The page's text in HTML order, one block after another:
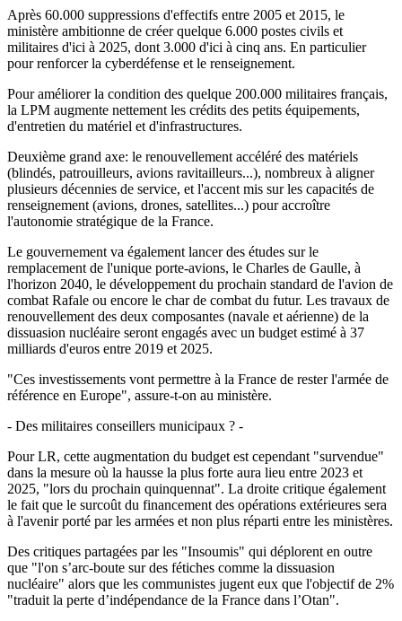
Après 60.000 suppressions d'effectifs entre 2005 et 2015, le
ministère ambitionne de créer quelque 6.000 postes civils et
militaires d'ici à 2025, dont 3.000 d'ici à cinq ans. En particulier
pour renforcer la cyberdéfense et le renseignement.
Pour améliorer la condition des quelque 200.000 militaires français,
la LPM augmente nettement les crédits des petits équipements,
d'entretien du matériel et d'infrastructures.
Deuxième grand axe: le renouvellement accéléré des matériels
(blindés, patrouilleurs, avions ravitailleurs...), nombreux à aligner
plusieurs décennies de service, et l'accent mis sur les capacités de
renseignement (avions, drones, satellites...) pour accroître
l'autonomie stratégique de la France.
Le gouvernement va également lancer des études sur le
remplacement de l'unique porte-avions, le Charles de Gaulle, à
l'horizon 2040, le développement du prochain standard de l'avion de
combat Rafale ou encore le char de combat du futur. Les travaux de
renouvellement des deux composantes (navale et aérienne) de la
dissuasion nucléaire seront engagés avec un budget estimé à 37
milliards d'euros entre 2019 et 2025.
"Ces investissements vont permettre à la France de rester l'armée de
référence en Europe", assure-t-on au ministère.
- Des militaires conseillers municipaux ? -
Pour LR, cette augmentation du budget est cependant "survendue"
dans la mesure où la hausse la plus forte aura lieu entre 2023 et
2025, "lors du prochain quinquennat". La droite critique également
le fait que le surcoût du financement des opérations extérieures sera
à l'avenir porté par les armées et non plus réparti entre les ministères.
Des critiques partagées par les "Insoumis" qui déplorent en outre
que "l'on s’arc-boute sur des fétiches comme la dissuasion
nucléaire" alors que les communistes jugent eux que l'objectif de 2%
"traduit la perte d’indépendance de la France dans l’Otan".